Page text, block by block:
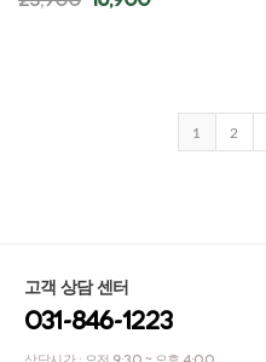
1 2
고객 상담 센터
031-846-1223